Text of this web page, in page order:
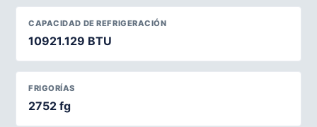
CAPACIDAD DE REFRIGERACIÓN
10921.129 BTU
FRIGORÍAS
2752 fg